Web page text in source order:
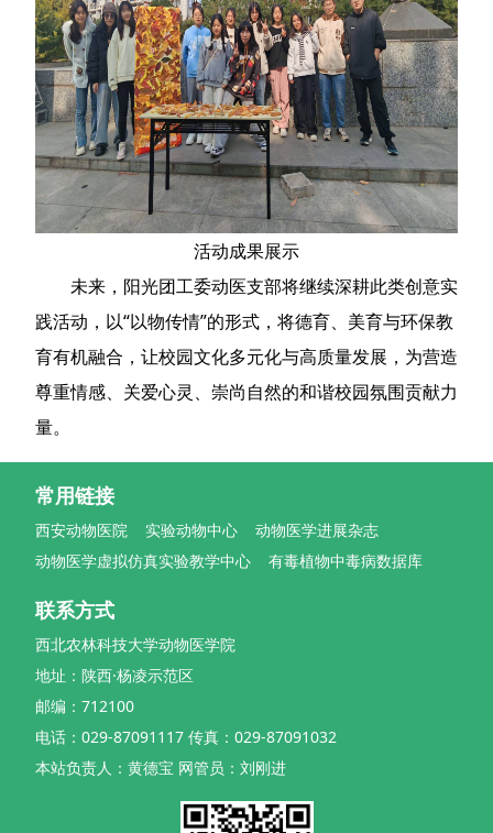
活动成果展示
未来，阳光团工委动医支部将继续深耕此类创意实
践活动，以“以物传情”的形式，将德育、美育与环保教
育有机融合，让校园文化多元化与高质量发展，为营造
尊重情感、关爱心灵、崇尚自然的和谐校园氛围贡献力
量。
常用链接
西安动物医院 实验动物中心
动物医学进展杂志
动物医学虚拟仿真实验教学中心
有毒植物中毒病数据库
联系方式
西北农林科技大学动物医学院
地址：陕西·杨凌示范区
邮编：712100
电话：029-87091117 传真：029-87091032
本站负责人：黄德宝 网管员：刘刚进